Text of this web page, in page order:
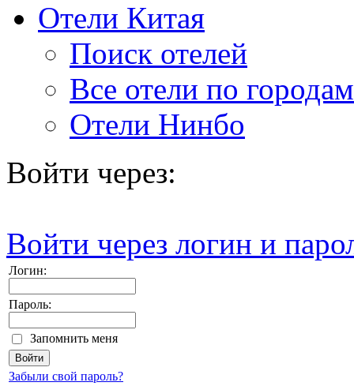
Отели Китая
Поиск отелей
Все отели по городам
Отели Нинбо
Войти через:
Войти через логин и
Логин:
Пароль:
Запомнить меня
Забыли свой пароль?